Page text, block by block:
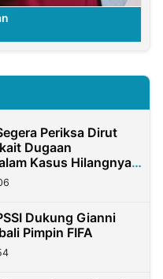
Periksa Dirut
Dugaan
Kasus Hilangnya
Miliar
Dukung Gianni
Pimpin FIFA